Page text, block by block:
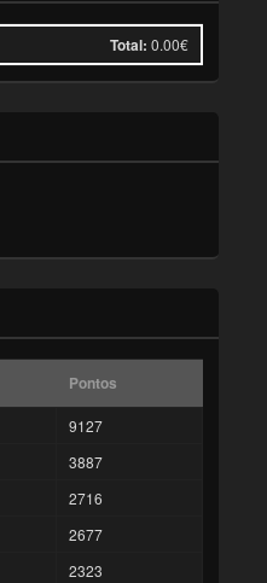
Total: 0.00€
Pontos
9127
3887
2716
2677
2323